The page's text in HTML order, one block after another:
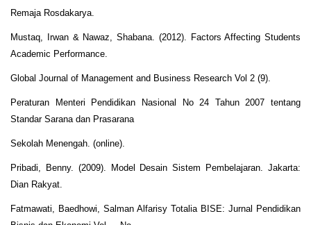
Remaja Rosdakarya.
Mustaq, Irwan & Nawaz, Shabana. (2012). Factors Affecting Students
Academic Performance.
Global Journal of Management and Business Research Vol 2 (9).
Peraturan Menteri Pendidikan Nasional No 24 Tahun 2007 tentang
Standar Sarana dan Prasarana
Sekolah Menengah. (online).
Pribadi, Benny. (2009). Model Desain Sistem Pembelajaran. Jakarta:
Dian Rakyat.
Fatmawati, Baedhowi, Salman Alfarisy Totalia BISE: Jurnal Pendidikan